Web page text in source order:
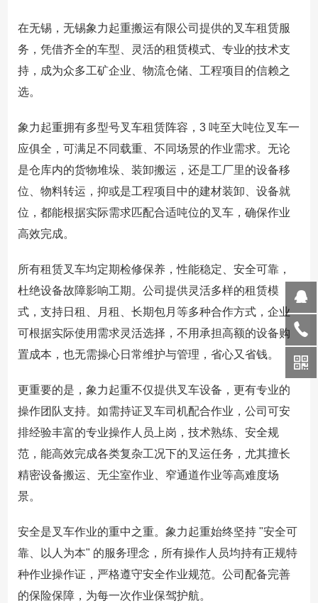
在无锡，无锡象力起重搬运有限公司提供的叉车租赁服
务，凭借齐全的车型、灵活的租赁模式、专业的技术支
持，成为众多工矿企业、物流仓储、工程项目的信赖之
选。
象力起重拥有多型号叉车租赁阵容，3 吨至大吨位叉车一
应俱全，可满足不同载重、不同场景的作业需求。无论
是仓库内的货物堆垛、装卸搬运，还是工厂里的设备移
位、物料转运，抑或是工程项目中的建材装卸、设备就
位，都能根据实际需求匹配合适吨位的叉车，确保作业
高效完成。
所有租赁叉车均定期检修保养，性能稳定、安全可靠，
杜绝设备故障影响工期。公司提供灵活多样的租赁模
式，支持日租、月租、长期包月等多种合作方式，企业
可根据实际使用需求灵活选择，不用承担高额的设备购
置成本，也无需操心日常维护与管理，省心又省钱。
更重要的是，象力起重不仅提供叉车设备，更有专业的
操作团队支持。如需持证叉车司机配合作业，公司可安
排经验丰富的专业操作人员上岗，技术熟练、安全规
范，能高效完成各类复杂工况下的叉运任务，尤其擅长
精密设备搬运、无尘室作业、窄通道作业等高难度场
景。
安全是叉车作业的重中之重。象力起重始终坚持 "安全可
靠、以人为本" 的服务理念，所有操作人员均持有正规特
种作业操作证，严格遵守安全作业规范。公司配备完善
的保险保障，为每一次作业保驾护航。